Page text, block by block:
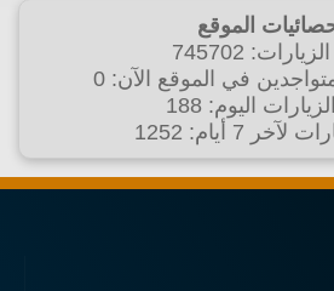
الموقع
745702
في الموقع الآن: 0
اليوم: 188
7 أيام: 1252